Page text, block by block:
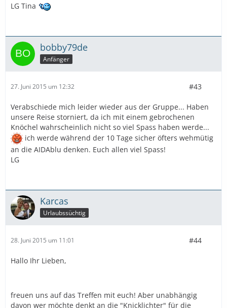
LG Tina
bobby79de
Anfänger
27. Juni 2015 um 12:32 #43
Verabschiede mich leider wieder aus der Gruppe... Haben
unsere Reise storniert, da ich mit einem gebrochenen
Knöchel wahrscheinlich nicht so viel Spass haben werde...
ich werde während der 10 Tage sicher öfters wehmütig
an die AIDAblu denken. Euch allen viel Spass!
LG
Karcas
Urlaubssüchtig
28. Juni 2015 um 11:01 #44
Hallo Ihr Lieben,
freuen uns auf das Treffen mit euch! Aber unabhängig
davon wer möchte denkt an die "Knicklichter" für die